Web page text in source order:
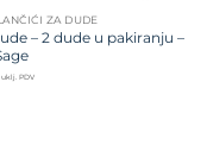
ZA DUDE
– 2 dude u pakiranju –
uklj. PDV